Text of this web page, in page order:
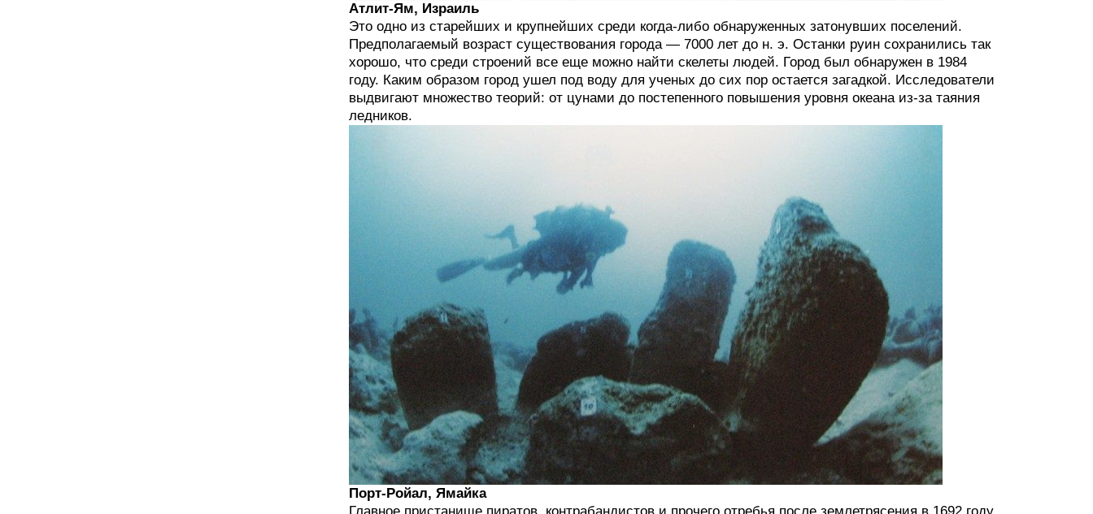
Атлит-Ям, Израиль
Это одно из старейших и крупнейших среди когда-либо обнаруженных затонувших поселений.
Предполагаемый возраст существования города — 7000 лет до н. э. Останки руин сохранились так
хорошо, что среди строений все еще можно найти скелеты людей. Город был обнаружен в 1984
году. Каким образом город ушел под воду для ученых до сих пор остается загадкой. Исследователи
выдвигают множество теорий: от цунами до постепенного повышения уровня океана из-за таяния
ледников.
Порт-Ройал, Ямайка